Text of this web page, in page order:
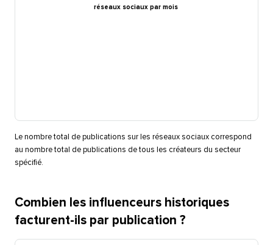
réseaux sociaux par mois​​
Le nombre total de publications sur les réseaux sociaux correspond
au nombre total de publications de tous les créateurs du secteur
spécifié.​​
Combien les influenceurs historiques
facturent-ils par publication ?​​